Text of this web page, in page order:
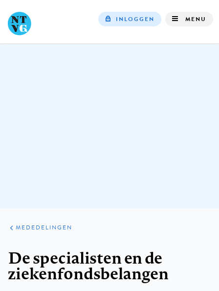
INLOGGEN MENU
ARTIKELEN
VARIA
MEDEDELINGEN
De specialisten en de
ziekenfondsbelangen